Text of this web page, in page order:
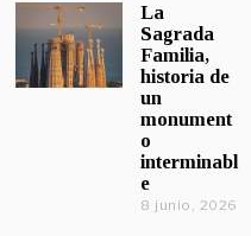
La
Sagrada
Familia,
historia de
un
monument
o
interminabl
e
8 junio, 2026